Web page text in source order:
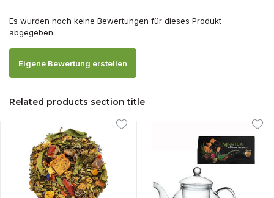
Es wurden noch keine Bewertungen für dieses Produkt
abgegeben..
Eigene Bewertung erstellen
Related products section title